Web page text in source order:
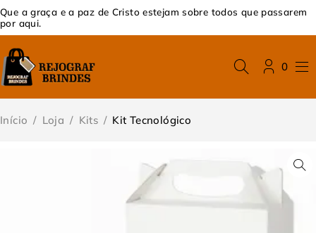
Que a graça e a paz de Cristo estejam sobre todos que passarem
por aqui.
0
Início / Loja / Kits / Kit Tecnológico